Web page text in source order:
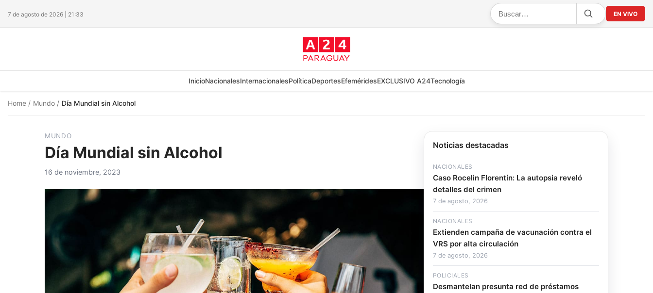
7 de agosto de 2026 | 21:33 EN VIVO
InicioNacionalesInternacionalesPolíticaDeportesEfeméridesEXCLUSIVO A24Tecnología
Home / Mundo / Día Mundial sin Alcohol
MUNDO
Día Mundial sin Alcohol
16 de noviembre, 2023
Noticias destacadas
NACIONALES
Caso Rocelin Florentín: La autopsia reveló
detalles del crimen
7 de agosto, 2026
NACIONALES
Extienden campaña de vacunación contra el
VRS por alta circulación
7 de agosto, 2026
POLICIALES
Desmantelan presunta red de préstamos